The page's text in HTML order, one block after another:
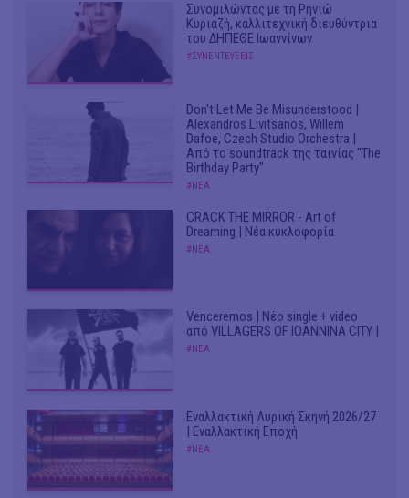
Συνομιλώντας με τη Ρηνιώ
Κυριαζή, καλλιτεχνική διευθύντρια
του ΔΗΠΕΘΕ Ιωαννίνων
#ΣΥΝΕΝΤΕΥΞΕΙΣ
Don't Let Me Be Misunderstood |
Alexandros Livitsanos, Willem
Dafoe, Czech Studio Orchestra |
Από το soundtrack της ταινίας "The
Birthday Party"
#ΝΕΑ
CRACK THE MIRROR - Art of
Dreaming | Νέα κυκλοφορία
#ΝΕΑ
Venceremos | Νέο single + video
από VILLAGERS OF IOANNINA CITY |
#ΝΕΑ
Εναλλακτική Λυρική Σκηνή 2026/27
| Εναλλακτική Εποχή
#ΝΕΑ